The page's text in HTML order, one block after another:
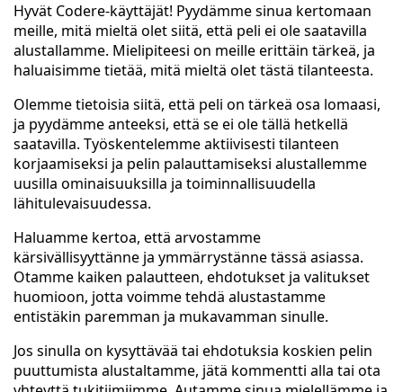
Hyvät Codere-käyttäjät! Pyydämme sinua kertomaan
meille, mitä mieltä olet siitä, että peli ei ole saatavilla
alustallamme. Mielipiteesi on meille erittäin tärkeä, ja
haluaisimme tietää, mitä mieltä olet tästä tilanteesta.
Olemme tietoisia siitä, että peli on tärkeä osa lomaasi,
ja pyydämme anteeksi, että se ei ole tällä hetkellä
saatavilla. Työskentelemme aktiivisesti tilanteen
korjaamiseksi ja pelin palauttamiseksi alustallemme
uusilla ominaisuuksilla ja toiminnallisuudella
lähitulevaisuudessa.
Haluamme kertoa, että arvostamme
kärsivällisyyttänne ja ymmärrystänne tässä asiassa.
Otamme kaiken palautteen, ehdotukset ja valitukset
huomioon, jotta voimme tehdä alustastamme
entistäkin paremman ja mukavamman sinulle.
Jos sinulla on kysyttävää tai ehdotuksia koskien pelin
puuttumista alustaltamme, jätä kommentti alla tai ota